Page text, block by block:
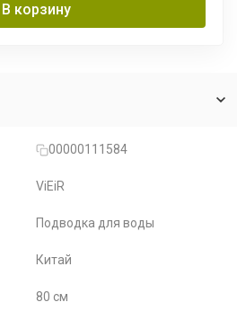
В корзину
00000111584
ViEiR
Подводка для воды
Китай
80 см